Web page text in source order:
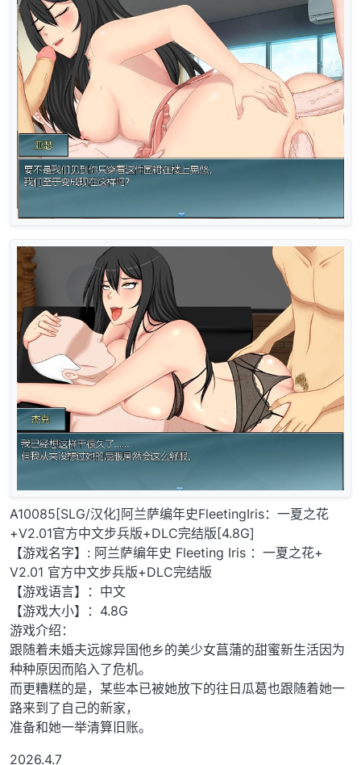
A10085[SLG/汉化]阿兰萨编年史FleetingIris：一夏之花
+V2.01官方中文步兵版+DLC完结版[4.8G]
【游戏名字】: 阿兰萨编年史 Fleeting Iris ：一夏之花+
V2.01 官方中文步兵版+DLC完结版
【游戏语言】：中文
【游戏大小】：4.8G
游戏介绍：
跟随着未婚夫远嫁异国他乡的美少女菖蒲的甜蜜新生活因为
种种原因而陷入了危机。
而更糟糕的是，某些本已被她放下的往日瓜葛也跟随着她一
路来到了自己的新家，
准备和她一举清算旧账。
2026.4.7